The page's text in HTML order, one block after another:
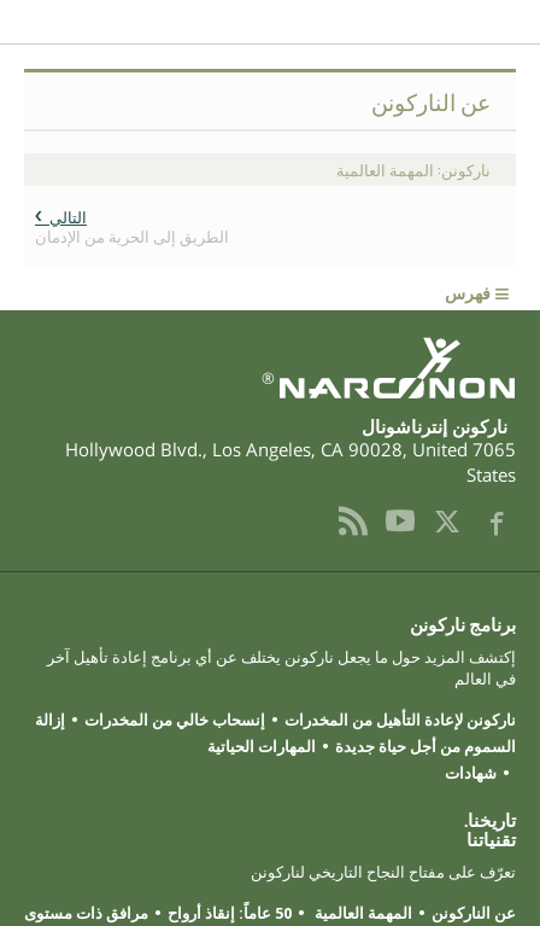
عن الناركونن
ناركونن: المهمة العالمية
التالي
الطريق إلى الحرية من الإدمان
≡فهرس
®
ناركونن إنترناشونال
7065 Hollywood Blvd.
, Los Angeles, CA 90028, United
States
برنامج ناركونن
إكتشف المزيد حول ما يجعل ناركونن يختلف عن أي برنامج إعادة تأهيل آخر
في العالم
ناركونن لإعادة التأهيل من المخدرات
إنسحاب خالي من المخدرات
إزالة
السموم من أجل حياة جديدة
المهارات الحياتية
شهادات
تاريخنا.
تقنياتنا
تعرّف على مفتاح النجاح التاريخي لناركونن
عن الناركونن
المهمة العالمية 50 عاماً: إنقاذ أرواح
مرافق ذات مستوى